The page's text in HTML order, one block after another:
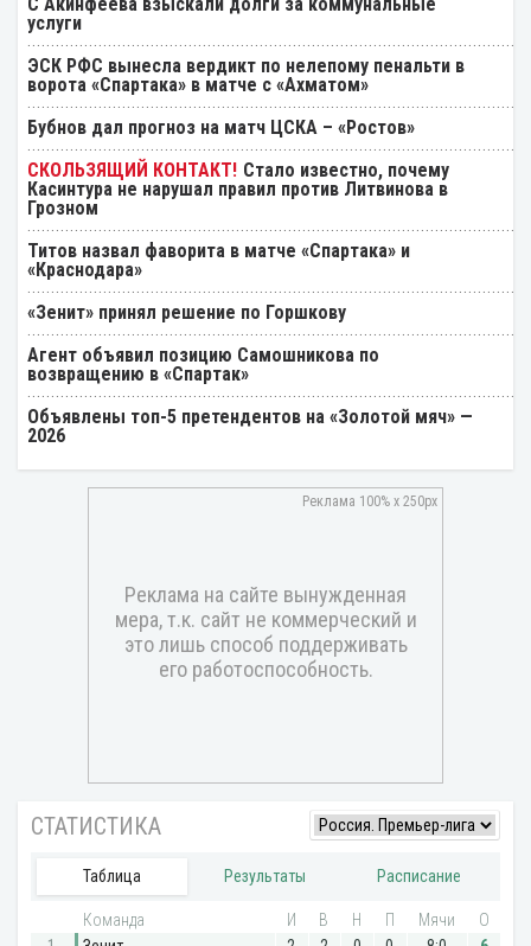
услуги
ЭСК РФС вынесла вердикт по нелепому пенальти в
ворота «Спартака» в матче с «Ахматом»
Бубнов дал прогноз на матч ЦСКА – «Ростов»
Стало известно, почему
Касинтура не нарушал правил против Литвинова в
Грозном
Титов назвал фаворита в матче «Спартака» и
«Краснодара»
«Зенит» принял решение по Горшкову
Агент объявил позицию Самошникова по
возвращению в «Спартак»
Объявлены топ-5 претендентов на «Золотой мяч» —
2026